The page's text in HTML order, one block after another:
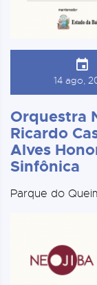
14 ago,
Orquestra
Ricardo
Alves
Sinfônica
Parque do